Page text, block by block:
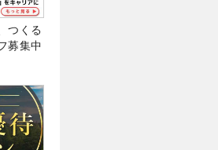
つくる
募集中